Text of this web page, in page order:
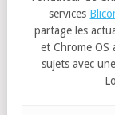
services
partage les
et Chrome OS
sujets avec